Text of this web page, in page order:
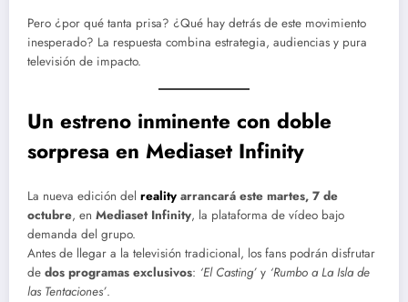
Pero ¿por qué tanta prisa? ¿Qué hay detrás de este movimiento
inesperado? La respuesta combina estrategia, audiencias y pura
televisión de impacto.
Un estreno inminente con doble
sorpresa en Mediaset Infinity
La nueva edición del reality arrancará este martes, 7 de
octubre, en Mediaset Infinity, la plataforma de vídeo bajo
demanda del grupo.
Antes de llegar a la televisión tradicional, los fans podrán disfrutar
de dos programas exclusivos: ‘El Casting’ y ‘Rumbo a La Isla de
las Tentaciones’.